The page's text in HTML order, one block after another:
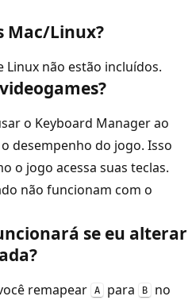
Mac/Linux?
Linux não estão incluídos.
o Keyboard Manager ao
desempenho do jogo. Isso
o jogo acessa suas teclas.
não funcionam com o
se eu alterar
remapear A para B
no